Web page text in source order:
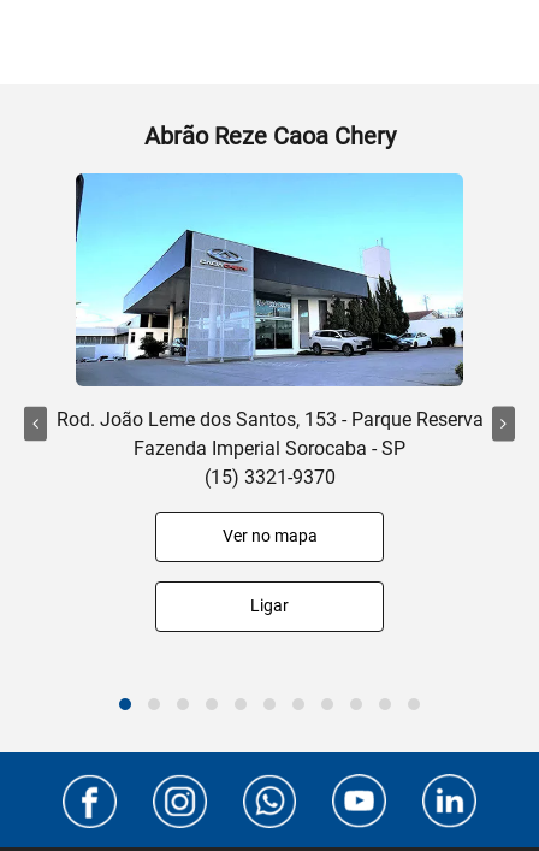
Abrão Reze Caoa Chery
Rod. João Leme dos Santos, 153 - Parque Reserva
Fazenda Imperial Sorocaba - SP
(15) 3321-9370
Ver no mapa
Ligar